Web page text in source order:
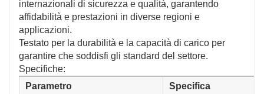
internazionali di sicurezza e qualità, garantendo
affidabilità e prestazioni in diverse regioni e
applicazioni.
Testato per la durabilità e la capacità di carico per
garantire che soddisfi gli standard del settore.
Specifiche:
Parametro
Specifica